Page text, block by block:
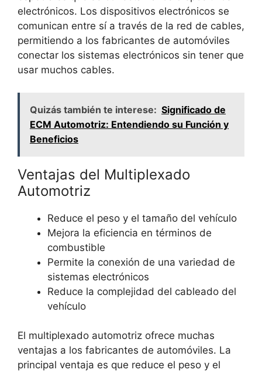
electrónicos. Los dispositivos electrónicos se
comunican entre sí a través de la red de cables,
permitiendo a los fabricantes de automóviles
conectar los sistemas electrónicos sin tener que
usar muchos cables.
Quizás también te interese: Significado de
ECM Automotriz: Entendiendo su Función y
Beneficios
Ventajas del Multiplexado
Automotriz
Reduce el peso y el tamaño del vehículo
Mejora la eficiencia en términos de
combustible
Permite la conexión de una variedad de
sistemas electrónicos
Reduce la complejidad del cableado del
vehículo
El multiplexado automotriz ofrece muchas
ventajas a los fabricantes de automóviles. La
principal ventaja es que reduce el peso y el